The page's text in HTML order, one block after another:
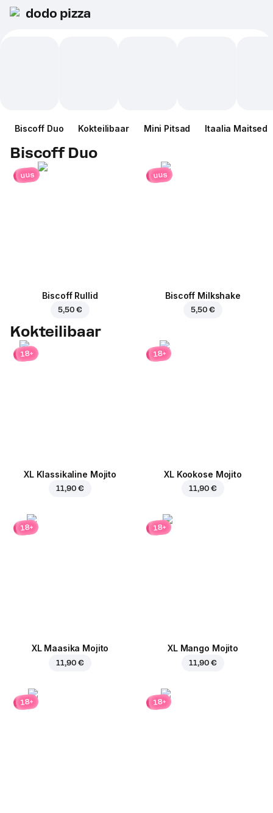
dodo pizza
Biscoff Duo Kokteilibaar Mini Pitsad Itaalia Maitsed
Biscoff Duo
uus
Biscoff Rullid
5,50 €
uus
Biscoff Milkshake
5,50 €
Kokteilibaar
18+
XL Klassikaline Mojito
11,90 €
18+
XL Kookose Mojito
11,90 €
18+
XL Maasika Mojito
11,90 €
18+
XL Mango Mojito
11,90 €
18+ 18+